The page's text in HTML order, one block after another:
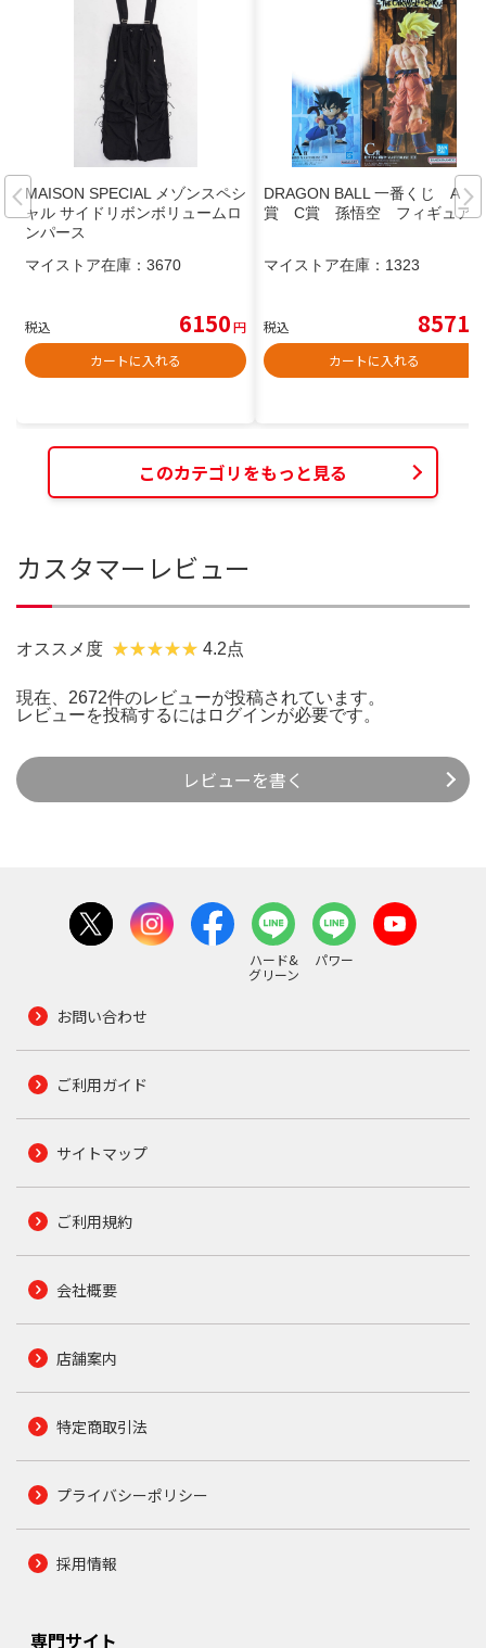
MAISON SPECIAL メゾンスペシ
ャル サイドリボンボリュームロ
ンパース
マイストア在庫： 3670
税込 6150円
カートに入れる
DRAGON BALL 一番くじ A
賞 C賞 孫悟空 フィギュア
マイストア在庫： 1323
税込 8571
カートに入れる
このカテゴリをもっと見る
カスタマーレビュー
オススメ度 4.2点
現在、2672件のレビューが投稿されています。
レビューを投稿するには ログインが必要です。
レビューを書く
ハード&
グリーン
パワー
お問い合わせ
ご利用ガイド
サイトマップ
ご利用規約
会社概要
店舗案内
特定商取引法
プライバシーポリシー
採用情報
専門サイト